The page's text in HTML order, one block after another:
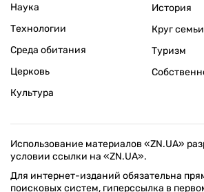
Наука
Технологии
Среда обитания
Церковь
Культура
История
Круг семьи
Туризм
Использование материалов «ZN.UA»
условии ссылки на «ZN.UA».
Для интернет-изданий обязательна
поисковых систем, гиперссылка в